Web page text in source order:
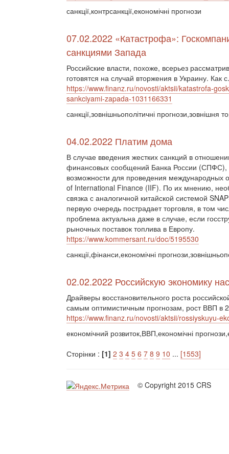
санкції,контрсанкції,економічні прогнози
07.02.2022 «Катастрофа»:
санкциями Запада
Российские власти, похоже, всерьез
готовятся на случай вторжения в Украину. Как
https://www.finanz.ru/novosti/aktsii/katastrofa-
sankciyami-zapada-1031166331
санкції,зовнішньополітичні прогнози,зовнішня
04.02.2022 Платим дома
В случае введения жестких санкций в
финансовых сообщений Банка России (СПФС),
возможности для проведения международных
of International Finance (IIF). По их мнению,
связка с аналогичной китайской системой
первую очередь пострадает торговля, в том
проблема актуальна даже в случае, если
рыночных поставок топлива в Европу.
https://www.kommersant.ru/doc/5195530
санкції,фінанси,економічні
02.02.2022 Российскую экономику
Драйверы восстановительного роста
самым оптимистичным прогнозам, рост ВВП в
https://www.finanz.ru/novosti/aktsii/rossiyskuyu-
економічний розвиток,ВВП,економічні
Сторінки : [1] 2 3 4 5 6 7 8 9 10 ... [1553]
© Copyright 2015 CRS